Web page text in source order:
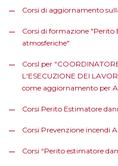
Corsi di aggiornamento
Corsi di formazione "Perito
atmosferiche"
CorsI per
L'ESECUZIONE DEI
come aggiornamento per
Corsi Perito Estimatore
Corsi Prevenzione incendi
Corsi “Perito estimatore